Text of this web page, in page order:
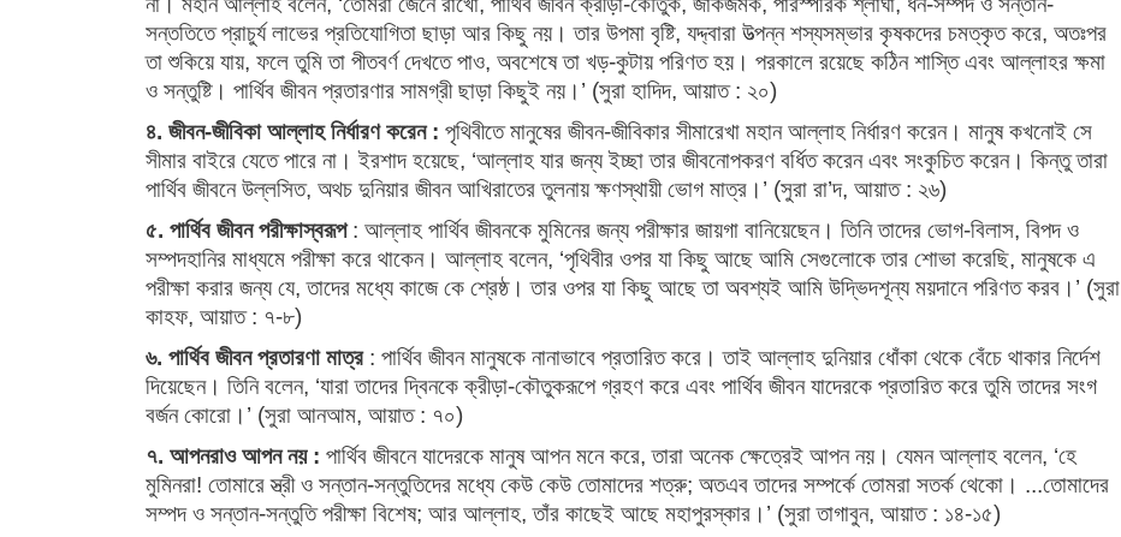
সন্ততিতে প্রাচুর্য লাভের প্রতিযোগিতা ছাড়া আর কিছু নয়। তার উপমা বৃষ্টি, যদ্দ্বারা উত্পন্ন শস্যসম্ভার কৃষকদের চমত্কৃত করে, অতঃপর
তা শুকিয়ে যায়, ফলে তুমি তা পীতবর্ণ দেখতে পাও, অবশেষে তা খড়-কুটায় পরিণত হয়। পরকালে রয়েছে কঠিন শাস্তি এবং আল্লাহর ক্ষমা
ও সন্তুষ্টি। পার্থিব জীবন প্রতারণার সামগ্রী ছাড়া কিছুই নয়।’ (সুরা হাদিদ, আয়াত : ২০)
৪. জীবন-জীবিকা আল্লাহ নির্ধারণ করেন : পৃথিবীতে মানুষের জীবন-জীবিকার সীমারেখা মহান আল্লাহ নির্ধারণ করেন। মানুষ কখনোই সে
সীমার বাইরে যেতে পারে না। ইরশাদ হয়েছে, ‘আল্লাহ যার জন্য ইচ্ছা তার জীবনোপকরণ বর্ধিত করেন এবং সংকুচিত করেন। কিন্তু তারা
পার্থিব জীবনে উল্লসিত, অথচ দুনিয়ার জীবন আখিরাতের তুলনায় ক্ষণস্থায়ী ভোগ মাত্র।’ (সুরা রা’দ, আয়াত : ২৬)
৫. পার্থিব জীবন পরীক্ষাস্বরূপ: আল্লাহ পার্থিব জীবনকে মুমিনের জন্য পরীক্ষার জায়গা বানিয়েছেন। তিনি তাদের ভোগ-বিলাস, বিপদ ও
সম্পদহানির মাধ্যমে পরীক্ষা করে থাকেন। আল্লাহ বলেন, ‘পৃথিবীর ওপর যা কিছু আছে আমি সেগুলোকে তার শোভা করেছি, মানুষকে এ
পরীক্ষা করার জন্য যে, তাদের মধ্যে কাজে কে শ্রেষ্ঠ। তার ওপর যা কিছু আছে তা অবশ্যই আমি উদ্ভিদশূন্য ময়দানে পরিণত করব।’ (সুরা
কাহফ, আয়াত : ৭-৮)
৬. পার্থিব জীবন প্রতারণা মাত্র : পার্থিব জীবন মানুষকে নানাভাবে প্রতারিত করে। তাই আল্লাহ দুনিয়ার ধোঁকা থেকে বেঁচে থাকার নির্দেশ
দিয়েছেন। তিনি বলেন, ‘যারা তাদের দ্বিনকে ক্রীড়া-কৌতুকরূপে গ্রহণ করে এবং পার্থিব জীবন যাদেরকে প্রতারিত করে তুমি তাদের সংগ
বর্জন কোরো।’ (সুরা আনআম, আয়াত : ৭০)
৭. আপনরাও আপন নয় : পার্থিব জীবনে যাদেরকে মানুষ আপন মনে করে, তারা অনেক ক্ষেত্রেই আপন নয়। যেমন আল্লাহ বলেন, ‘হে
মুমিনরা! তোমারে স্ত্রী ও সন্তান-সন্তুতিদের মধ্যে কেউ কেউ তোমাদের শত্রু; অতএব তাদের সম্পর্কে তোমরা সতর্ক থেকো। ...তোমাদের
সম্পদ ও সন্তান-সন্তুতি পরীক্ষা বিশেষ; আর আল্লাহ, তাঁর কাছেই আছে মহাপুরস্কার।’ (সুরা তাগাবুন, আয়াত : ১৪-১৫)